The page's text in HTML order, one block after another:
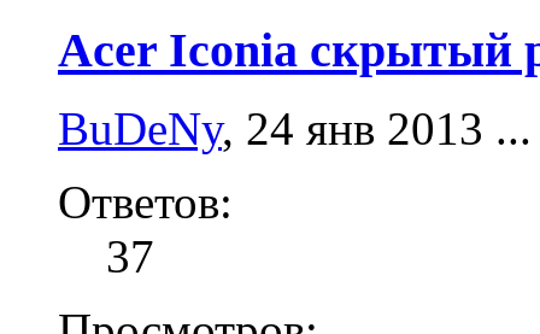
Acer Iconia скрытый
BuDeNy, 24 янв 2013 ...
Ответов:
37